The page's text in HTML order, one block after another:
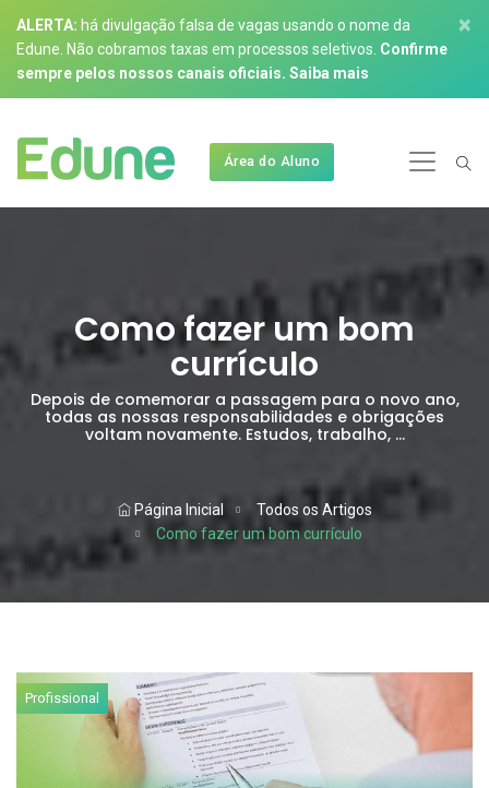
ALERTA: há divulgação falsa de vagas usando o nome da
Edune. Não cobramos taxas em processos seletivos. Confirme
sempre pelos nossos canais oficiais. Saiba mais
×
Área do Aluno
Como fazer um bom
currículo
Depois de comemorar a passagem para o novo ano,
todas as nossas responsabilidades e obrigações
voltam novamente. Estudos, trabalho, ...
Página Inicial
Todos os Artigos
Como fazer um bom currículo
Profissional